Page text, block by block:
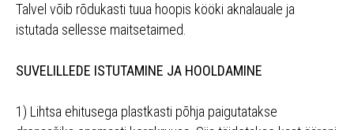
Talvel võib rõdukasti tuua hoopis kööki aknalauale ja
istutada sellesse maitsetaimed.
SUVELILLEDE ISTUTAMINE JA HOOLDAMINE
1) Lihtsa ehitusega plastkasti põhja paigutatakse